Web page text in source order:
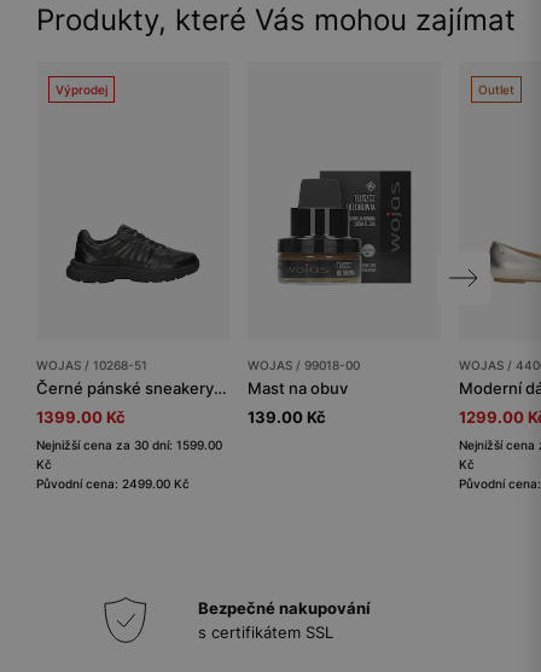
Produkty, které Vás mohou zajímat
Výprodej
WOJAS / 10268-51
Černé pánské sneakery z lícové kůže
1399.00 Kč
Nejnižší cena za 30 dní: 1599.00
Kč
Původní cena: 2499.00 Kč
WOJAS / 99018-00
Mast na obuv
139.00 Kč
Outlet
WOJAS /
1299.00
Nejnižší cena
Kč
Původní
Bezpečné nakupování
s certifikátem SSL